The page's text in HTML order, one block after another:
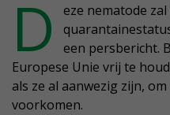
D
eze nematode
een persbericht.
Europese Unie vrij te
als ze al aanwezig zijn,
voorkomen.